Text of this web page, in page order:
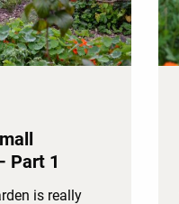
Part 1
is really